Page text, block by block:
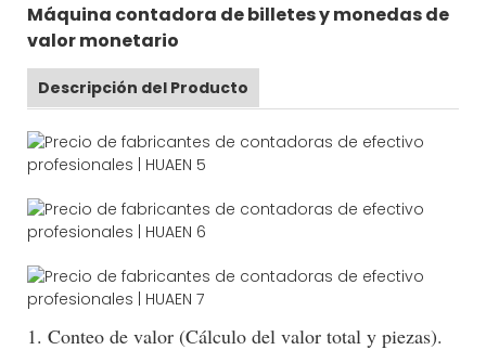
Máquina contadora de billetes y monedas de
valor monetario
Descripción del Producto
1. Conteo de valor (Cálculo del valor total y piezas).